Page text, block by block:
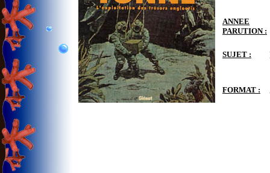
ANNEE
PARUTION :
SUJET :
FORMAT :